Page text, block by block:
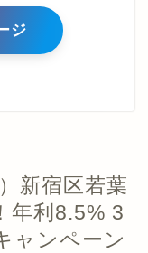
ジ
新宿区若葉
年利8.5% 3
ャンペーン